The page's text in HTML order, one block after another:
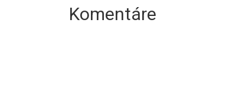
Komentáre